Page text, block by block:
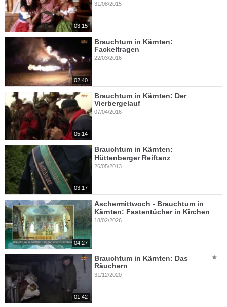
03:15
31/08/2015
02:40
Brauchtum in Kärnten:
Fackeltragen
22/03/2016
05:14
Brauchtum in Kärnten: Der
Vierbergelauf
07/04/2016
03:17
Brauchtum in Kärnten:
Hüttenberger Reiftanz
26/05/2013
04:27
Aschermittwoch - Brauchtum in
Kärnten: Fastentücher in Kirchen
18/02/2026
01:42
Brauchtum in Kärnten: Das
Räuchern
31/12/2020